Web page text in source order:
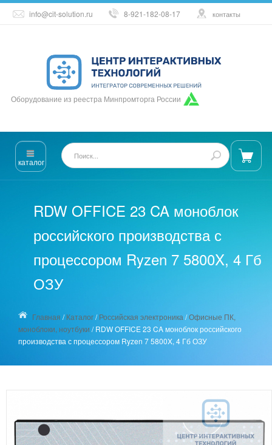
info@cit-solution.ru 8-921-182-08-17 контакты
Оборудование из реестра Минпромторга России
каталог
RDW OFFICE 23 CA моноблок
российского производства с
процессором Ryzen 7 5800X, 4 Гб
ОЗУ
Главная /Каталог/Российская электроника /Офисные ПК,
моноблоки, ноутбуки /RDW OFFICE 23 CA моноблок российского
производства с процессором Ryzen 7 5800X, 4 Гб ОЗУ